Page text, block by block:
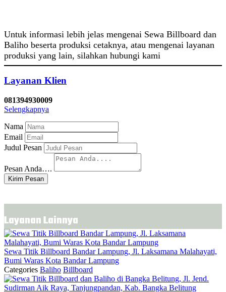
Untuk informasi lebih jelas mengenai Sewa Billboard dan
Baliho beserta produksi cetaknya, atau mengenai layanan
produksi yang lain, silahkan hubungi kami
Layanan Klien
081394930009
Selengkapnya
Nama
Email
Judul Pesan
Pesan Anda….
Kirim Pesan
Layanan Lainnya
Sewa Titik Billboard Bandar Lampung, Jl. Laksamana Malahayati,
Bumi Waras Kota Bandar Lampung
Categories Baliho Billboard